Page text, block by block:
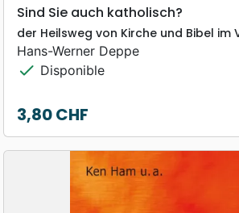
Sind Sie auch katholisch?
der Heilsweg von Kirche und Bibel im
Hans-Werner Deppe
check Disponible
Prix
3,80 CHF